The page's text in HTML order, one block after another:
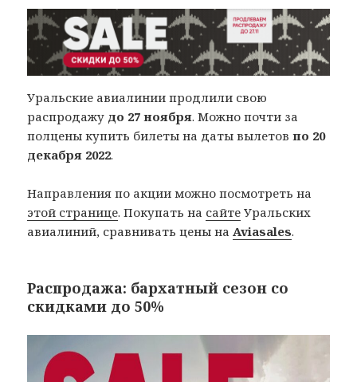
Уральские авиалинии продлили свою
распродажу до 27 ноября. Можно почти за
полцены купить билеты на даты вылетовпо 20
декабря 2022.
Направления по акции можно посмотреть на
этой странице. Покупать на сайте Уральских
авиалиний, сравнивать цены на Aviasales.
Распродажа: бархатный сезон со
скидками до 50%